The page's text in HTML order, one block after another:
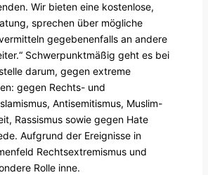
Wir bieten eine kostenlose,
sprechen über mögliche
gegebenenfalls an andere
Schwerpunktmäßig geht es bei
darum, gegen extreme
gegen Rechts- und
Antisemitismus, Muslim-
Rassismus sowie gegen Hate
Aufgrund der Ereignisse in
Rechtsextremismus und
Rolle inne.